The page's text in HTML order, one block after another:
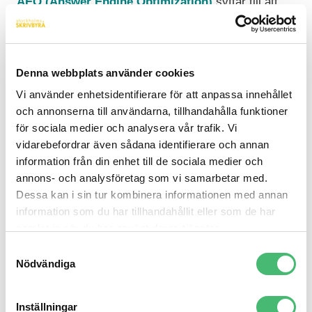
Denna webbplats använder cookies
Vi använder enhetsidentifierare för att anpassa innehållet
och annonserna till användarna, tillhandahålla funktioner
för sociala medier och analysera vår trafik. Vi
vidarebefordrar även sådana identifierare och annan
information från din enhet till de sociala medier och
annons- och analysföretag som vi samarbetar med.
Dessa kan i sin tur kombinera informationen med annan
information som du har tillhandahållit eller som de har
Nödvändiga
Inställningar
skapa innehåll som svarar direkt på frågor och kan
guide till alla fyra
begreppen här.
Hur anpassar du innehållet för AI Mode?
När Google börjar svara själv behöver ditt innehåll
tala direkt till både människan och AI:n. Här är fem
Ge svaret direkt
utveckla. AI väljer ofta texter som snabbt och